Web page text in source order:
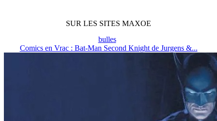
SUR LES SITES MAXOE
bulles
Comics en Vrac : Bat-Man Second Knight de Jurgens &...